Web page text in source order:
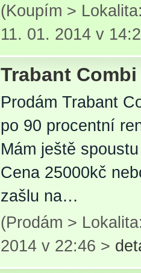
(Koupím >
11. 01. 2014 v
Trabant Combi
Prodám Trabant
po 90 procentní
Mám ještě
Cena 25000kč
zašlu na…
(Prodám >
2014 v 22:46 >